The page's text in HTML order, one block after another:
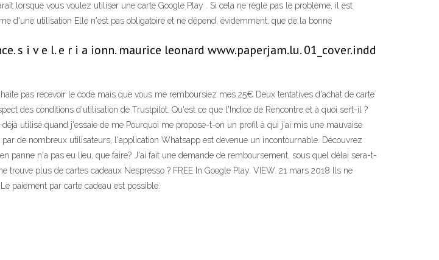
lorsque vous voulez utiliser une carte Google Play . Si cela ne règle pas le problème, il est
d'une utilisation Elle n'est pas obligatoire et ne dépend, évidemment, que de la bonne
s i v e l. e r i a ionn. maurice leonard www.paperjam.lu. 01_cover.indd
pas recevoir le code mais que vous me remboursiez mes 25€ Deux tentatives d'achat de carte
des conditions d'utilisation de Trustpilot. Qu'est ce que l'Indice de Rencontre et à quoi sert-il ?
utilisé quand j'essaie de me Pourquoi me propose-t-on un profil à qui j'ai mis une mauvaise
de nombreux utilisateurs, l'application Whatsapp est devenue un incontournable. Découvrez
n'a pas eu lieu, que faire? J'ai fait une demande de remboursement, sous quel délai sera-t-
plus de cartes cadeaux Nespresso ? FREE In Google Play. VIEW. 21 mars 2018 Ils ne
paiement par carte cadeau est possible.